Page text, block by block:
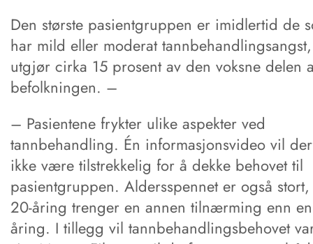
Den største pasientgruppen er imidlertid de
har mild eller moderat
utgjør cirka 15 prosent av den voksne delen
befolkningen. –
– Pasientene frykter ulike aspekter ved
tannbehandling. Én informasjonsvideo vil
ikke være tilstrekkelig for å dekke behovet til
pasientgruppen. Aldersspennet er også
20-åring trenger en annen tilnærming enn
åring. I tillegg vil tannbehandlingsbehovet